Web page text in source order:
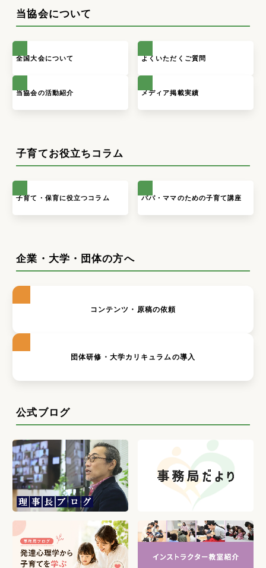
当協会について
全国大会について よくいただくご質問
当協会の活動紹介 メディア掲載実績
子育てお役立ちコラム
子育て・保育に役立つコラム パパ・ママのための子育て講座
企業・大学・団体の方へ
コンテンツ・原稿の依頼
団体研修・大学カリキュラムの導入
公式ブログ